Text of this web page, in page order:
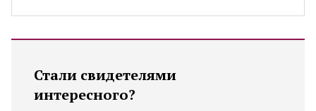
Стали свидетелями
интересного?